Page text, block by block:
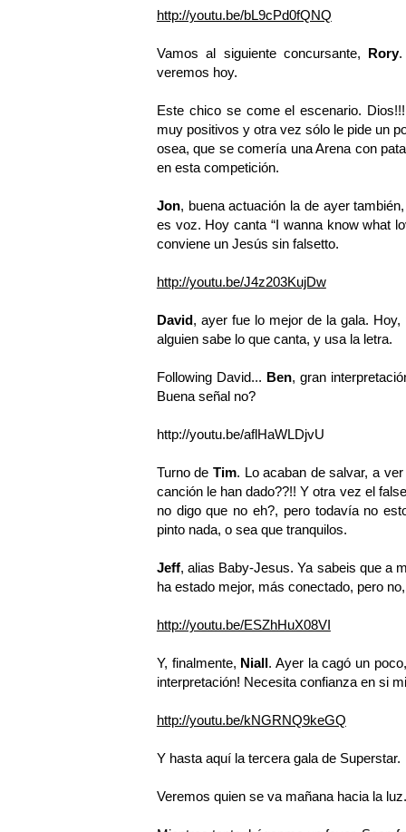
http://youtu.be/bL9cPd0fQNQ
Vamos al siguiente concursante, Rory.
veremos hoy.
Este chico se come el escenario.
muy positivos y otra vez sólo le pide un
osea, que se comería una Arena con
en esta competición.
Jon, buena actuación la de ayer
es voz. Hoy canta “I wanna know what
conviene un Jesús sin falsetto.
http://youtu.be/J4z203KujDw
David, ayer fue lo mejor de la gala.
alguien sabe lo que canta, y usa la letra.
Following David... Ben, gran
Buena señal no?
http://youtu.be/aflHaWLDjvU
Turno deTim. Lo acaban de salvar, a
canción le han dado??!! Y otra vez el
no digo que no eh?, pero todavía no
pinto nada, o sea que tranquilos.
Jeff, alias Baby-Jesus. Ya sabeis que a
ha estado mejor, más conectado, pero
http://youtu.be/ESZhHuX08VI
Y, finalmente, Niall. Ayer la cagó un
interpretación! Necesita confianza en si
http://youtu.be/kNGRNQ9keGQ
Y hasta aquí la tercera gala de Superstar.
Veremos quien se va mañana hacia la luz.